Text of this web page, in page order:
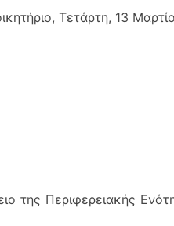
Τετάρτη, 13
Περιφερειακής